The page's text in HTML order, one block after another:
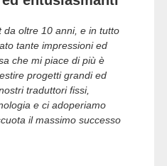
da oltre 10 anni, e in tutto
tante impressioni ed
che mi piace di più è
progetti grandi ed
traduttori fissi,
e ci adoperiamo
il massimo successo